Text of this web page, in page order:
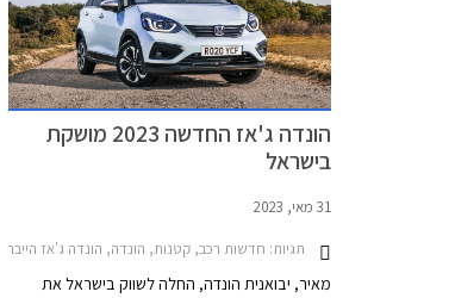
הונדה ג'אז החדשה 2023 מושקת
בישראל
31 מאי, 2023
תגיות: חדשות רכב, קטנות, הונדה, הונדה ג'אז הייבריד 2020-2023, הונדה ג'אז הייבריד 2023-2026מחירון רכב
מאיר, יבואנית הונדה, החלה לשווק בישראל את